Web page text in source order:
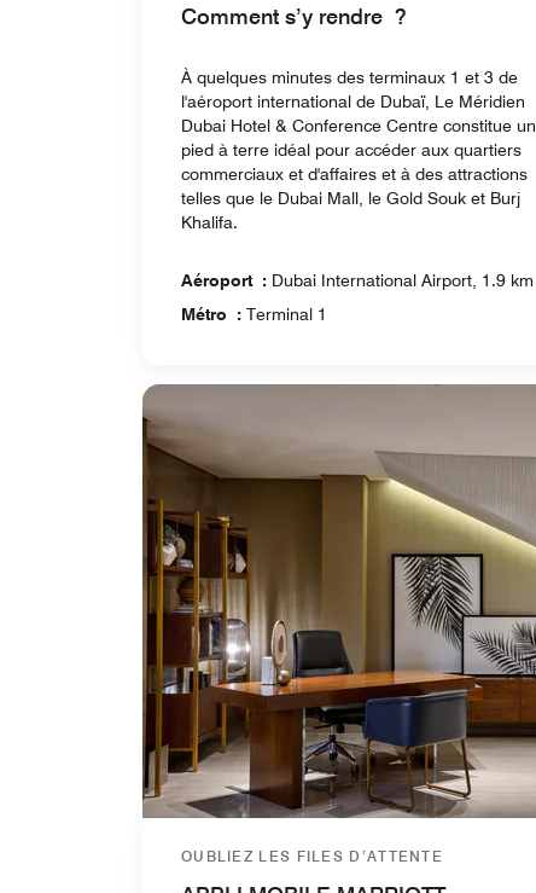
Comment s’y rendre ?
À quelques minutes des terminaux 1 et 3 de
l'aéroport international de Dubaï, Le Méridien
Dubai Hotel & Conference Centre constitue un
pied à terre idéal pour accéder aux quartiers
commerciaux et d'affaires et à des attractions
telles que le Dubai Mall, le Gold Souk et Burj
Khalifa.
Aéroport : Dubai International Airport, 1.9 km
Métro : Terminal 1
OUBLIEZ LES FILES D’ATTENTE